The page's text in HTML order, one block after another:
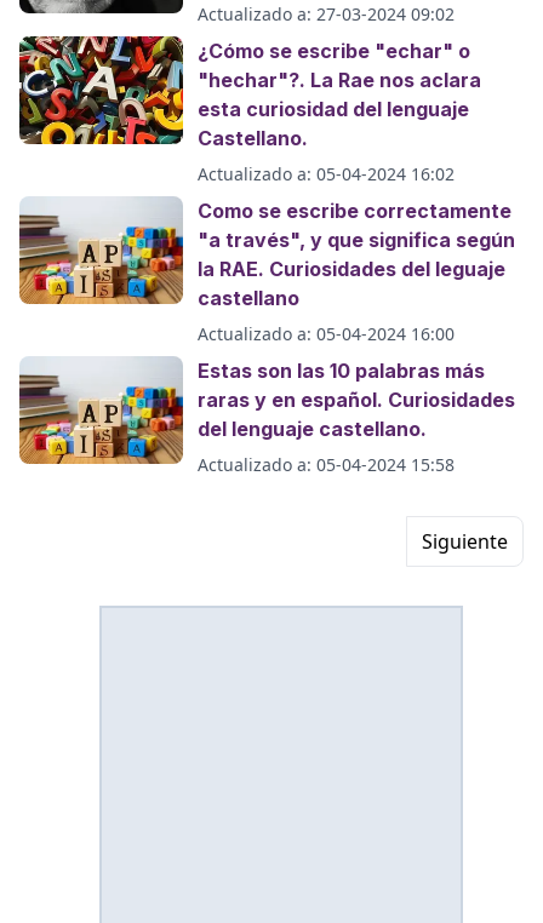
Actualizado a: 27-03-2024 09:02
¿Cómo se escribe "echar" o
"hechar"?. La Rae nos aclara
esta curiosidad del lenguaje
Castellano.
Actualizado a: 05-04-2024 16:02
Como se escribe correctamente
"a través", y que significa según
la RAE. Curiosidades del leguaje
castellano
Actualizado a: 05-04-2024 16:00
Estas son las 10 palabras más
raras y en español. Curiosidades
del lenguaje castellano.
Actualizado a: 05-04-2024 15:58
Siguiente